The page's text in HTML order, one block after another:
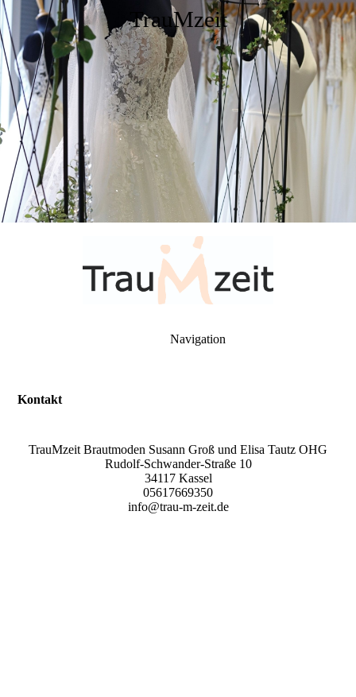
TrauMzeit
Navigation
Kontakt
TrauMzeit Brautmoden Susann Groß und Elisa Tautz OHG
Rudolf-Schwander-Straße 10
34117 Kassel
05617669350
info@trau-m-zeit.de